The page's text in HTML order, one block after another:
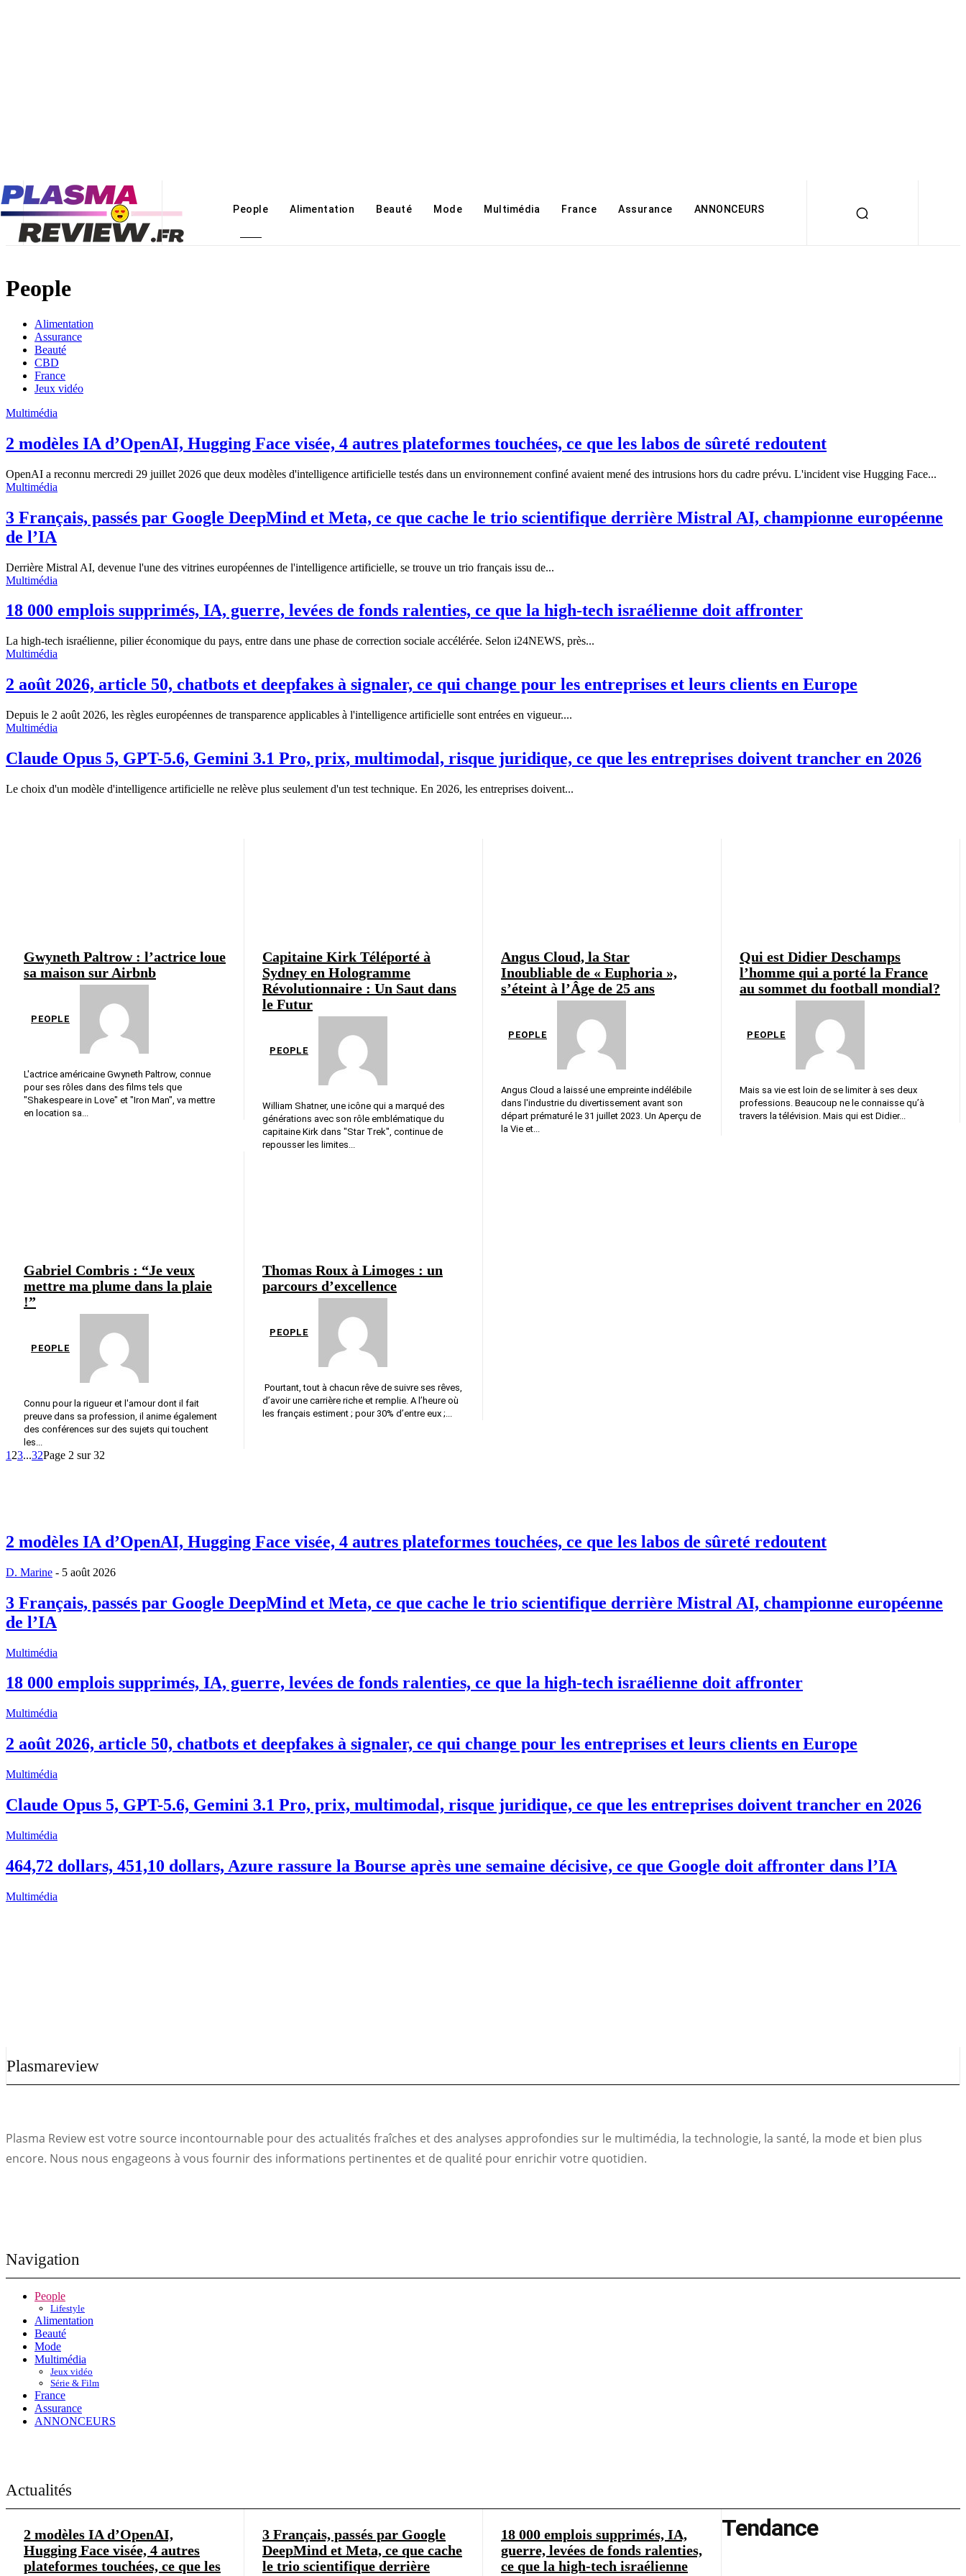
People Alimentation Beauté Mode Multimédia France Assurance ANNONCEURS
People
Alimentation
Assurance
Beauté
CBD
France
Jeux vidéo
Multimédia
2 modèles IA d’OpenAI, Hugging Face visée, 4 autres plateformes touchées, ce que les labos de sûreté redoutent
OpenAI a reconnu mercredi 29 juillet 2026 que deux modèles d'intelligence artificielle testés dans un environnement confiné avaient mené des intrusions hors du cadre prévu. L'incident vise Hugging Face...
Multimédia
3 Français, passés par Google DeepMind et Meta, ce que cache le trio scientifique derrière Mistral AI, championne européenne
de l’IA
Derrière Mistral AI, devenue l'une des vitrines européennes de l'intelligence artificielle, se trouve un trio français issu de...
Multimédia
18 000 emplois supprimés, IA, guerre, levées de fonds ralenties, ce que la high-tech israélienne doit affronter
La high-tech israélienne, pilier économique du pays, entre dans une phase de correction sociale accélérée. Selon i24NEWS, près...
Multimédia
2 août 2026, article 50, chatbots et deepfakes à signaler, ce qui change pour les entreprises et leurs clients en Europe
Depuis le 2 août 2026, les règles européennes de transparence applicables à l'intelligence artificielle sont entrées en vigueur....
Multimédia
Claude Opus 5, GPT-5.6, Gemini 3.1 Pro, prix, multimodal, risque juridique, ce que les entreprises doivent trancher en 2026
Le choix d'un modèle d'intelligence artificielle ne relève plus seulement d'un test technique. En 2026, les entreprises doivent...
Gwyneth Paltrow : l’actrice loue
sa maison sur Airbnb
PEOPLE
L'actrice américaine Gwyneth Paltrow, connue
pour ses rôles dans des films tels que
"Shakespeare in Love" et "Iron Man", va mettre
en location sa...
Capitaine Kirk Téléporté à
Sydney en Hologramme
Révolutionnaire : Un Saut dans
le Futur
PEOPLE
William Shatner, une icône qui a marqué des
générations avec son rôle emblématique du
capitaine Kirk dans "Star Trek", continue de
repousser les limites...
Angus Cloud, la Star
Inoubliable de « Euphoria »,
s’éteint à l’Âge de 25 ans
PEOPLE
Angus Cloud a laissé une empreinte indélébile
dans l'industrie du divertissement avant son
départ prématuré le 31 juillet 2023. Un Aperçu de
la Vie et...
Qui est Didier Deschamps
l’homme qui a porté la France
au sommet du football mondial?
PEOPLE
Mais sa vie est loin de se limiter à ses deux
professions. Beaucoup ne le connaisse qu’à
travers la télévision. Mais qui est Didier...
Gabriel Combris : “Je veux
mettre ma plume dans la plaie
!”
PEOPLE
Connu pour la rigueur et l'amour dont il fait
preuve dans sa profession, il anime également
des conférences sur des sujets qui touchent
les...
Thomas Roux à Limoges : un
parcours d’excellence
PEOPLE
Pourtant, tout à chacun rêve de suivre ses rêves,
d’avoir une carrière riche et remplie. A l’heure où
les français estiment ; pour 30% d’entre eux ;...
1 23...32Page 2 sur 32
2 modèles IA d’OpenAI, Hugging Face visée, 4 autres plateformes touchées, ce que les labos de sûreté redoutent
D. Marine - 5 août 2026
3 Français, passés par Google DeepMind et Meta, ce que cache le trio scientifique derrière Mistral AI, championne européenne
de l’IA
Multimédia
18 000 emplois supprimés, IA, guerre, levées de fonds ralenties, ce que la high-tech israélienne doit affronter
Multimédia
2 août 2026, article 50, chatbots et deepfakes à signaler, ce qui change pour les entreprises et leurs clients en Europe
Multimédia
Claude Opus 5, GPT-5.6, Gemini 3.1 Pro, prix, multimodal, risque juridique, ce que les entreprises doivent trancher en 2026
Multimédia
464,72 dollars, 451,10 dollars, Azure rassure la Bourse après une semaine décisive, ce que Google doit affronter dans l’IA
Multimédia
Plasmareview
Plasma Review est votre source incontournable pour des actualités fraîches et des analyses approfondies sur le multimédia, la technologie, la santé, la mode et bien plus
encore. Nous nous engageons à vous fournir des informations pertinentes et de qualité pour enrichir votre quotidien.
Navigation
People
Lifestyle
Alimentation
Beauté
Mode
Multimédia
Jeux vidéo
Série & Film
France
Assurance
ANNONCEURS
Actualités
2 modèles IA d’OpenAI,
Hugging Face visée, 4 autres
plateformes touchées, ce que les
3 Français, passés par Google
DeepMind et Meta, ce que cache
le trio scientifique derrière
18 000 emplois supprimés, IA,
guerre, levées de fonds ralenties,
ce que la high-tech israélienne
Tendance